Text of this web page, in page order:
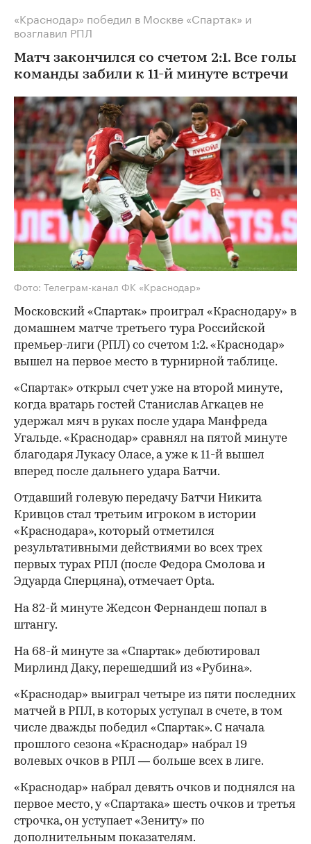
«Краснодар» победил в Москве «Спартак» и
возглавил РПЛ
Матч закончился со счетом 2:1. Все голы
команды забили к 11-й минуте встречи
Фото: Телеграм-канал ФК «Краснодар»
Московский «Спартак» проиграл «Краснодару» в
домашнем матче третьего тура Российской
премьер-лиги (РПЛ) со счетом 1:2. «Краснодар»
вышел на первое место в турнирной таблице.
«Спартак» открыл счет уже на второй минуте,
когда вратарь гостей Станислав Агкацев не
удержал мяч в руках после удара Манфреда
Угальде. «Краснодар» сравнял на пятой минуте
благодаря Лукасу Оласе, а уже к 11-й вышел
вперед после дальнего удара Батчи.
Отдавший голевую передачу Батчи Никита
Кривцов стал третьим игроком в истории
«Краснодара», который отметился
результативными действиями во всех трех
первых турах РПЛ (после Федора Смолова и
Эдуарда Сперцяна), отмечает Opta.
00:00 / 00:00
На 82-й минуте Жедсон Фернандеш попал в
штангу.
На 68-й минуте за «Спартак» дебютировал
Мирлинд Даку, перешедший из «Рубина».
«Краснодар» выиграл четыре из пяти последних
матчей в РПЛ, в которых уступал в счете, в том
числе дважды победил «Спартак». С начала
прошлого сезона «Краснодар» набрал 19
волевых очков в РПЛ — больше всех в лиге.
«Краснодар» набрал девять очков и поднялся на
первое место, у «Спартака» шесть очков и третья
строчка, он уступает «Зениту» по
дополнительным показателям.